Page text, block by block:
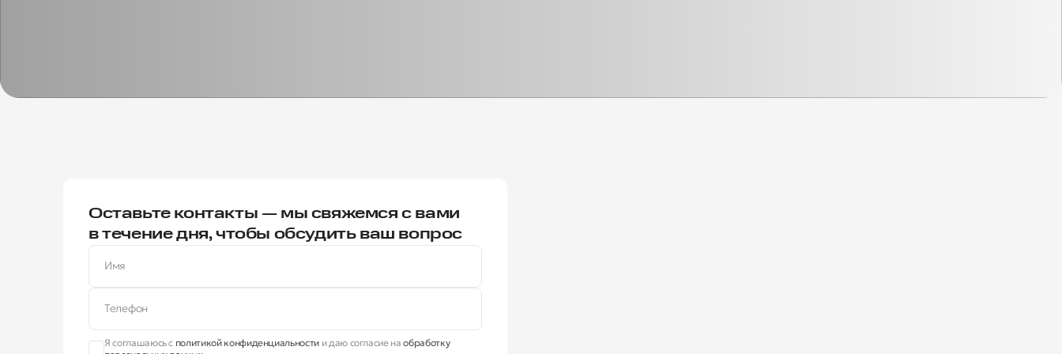
Оставьте контакты — мы свяжемся с вами
в течение дня, чтобы обсудить ваш вопрос
Имя
Телефон
Я соглашаюсь с политикой конфиденциальностии даю согласие наобработку